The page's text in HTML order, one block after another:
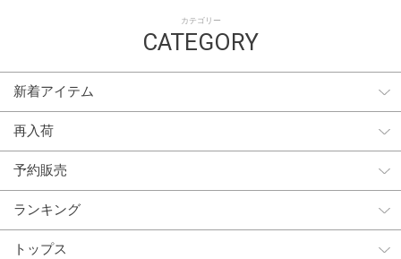
カテゴリー
CATEGORY
新着アイテム
再入荷
予約販売
ランキング
トップス